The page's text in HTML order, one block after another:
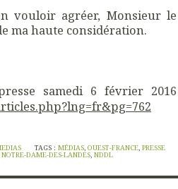
vouloir agréer, Monsieur le
ma haute considération.
samedi 6 février 2016
TAGS : MÉDIAS, OUEST-FRANCE, PRESSE
NOTRE-DAME-DES-LANDES, NDDL